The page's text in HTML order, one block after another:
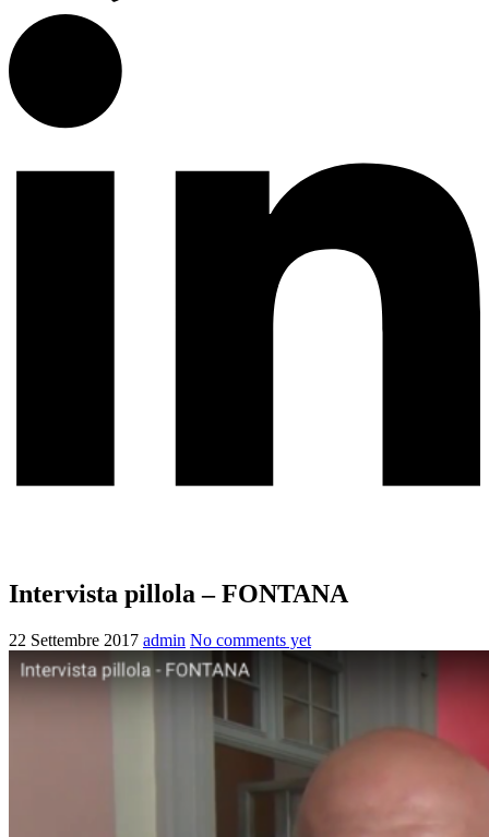
Intervista pillola – FONTANA
22 Settembre 2017 admin No comments yet